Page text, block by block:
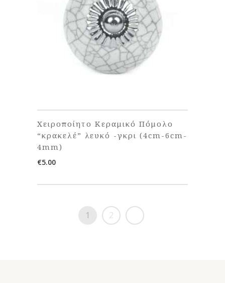
Χειροποίητο Κεραμικό Πόμολο
“κρακελέ” λευκό -γκρι (4cm-6cm-
4mm)
€5.00
1 2